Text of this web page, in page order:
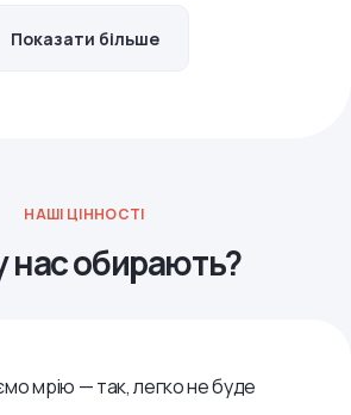
Показати більше
НАШІ ЦІННОСТІ
нас обирають?
мрію — так, легко не буде